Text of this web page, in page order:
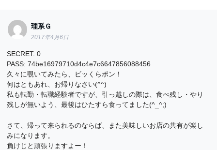
理系Ｇ
2017年4月6日
SECRET: 0
PASS: 74be16979710d4c4e7c6647856088456
久々に覗いてみたら、ビッくらポン！
何はともあれ、お帰りなさい(^^)
私も転勤・転職経験者ですが、引っ越しの際は、食べ残し・やり
残しが無いよう、最後はひたすら食ってました(^_^;)
さて、帰って来られるのならば、また美味しいお店の共有が楽し
みになります。
負けじと頑張りますよー！